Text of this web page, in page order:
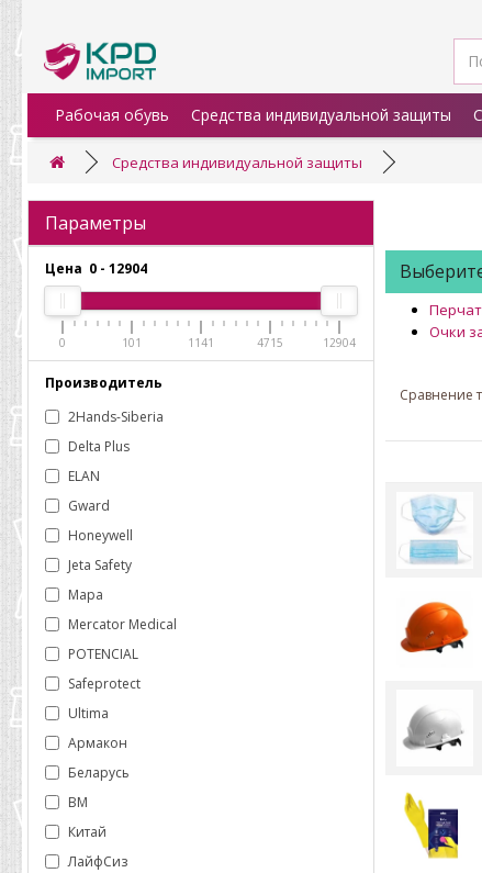
Рабочая обувь Средства индивидуальной защиты
Средства индивидуальной защиты
Параметры
Цена 0 - 12904
0 101 1141 4715 12904
Производитель
2Hands-Siberia
Delta Plus
ELAN
Gward
Honeywell
Jeta Safety
Mapa
Mercator Medical
POTENCIAL
Safeprotect
Ultima
Армакон
Беларусь
ВМ
Китай
ЛайфСиз
Очки
Сравнение